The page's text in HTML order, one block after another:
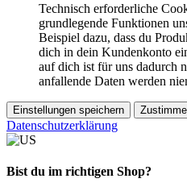
Technisch erforderliche
grundlegende Funktionen
Beispiel dazu, dass du
dich in dein Kundenkonto
auf dich ist für uns dadurch
anfallende Daten werden
Einstellungen speichern
Datenschutzerklärung
Bist du im richtigen Shop?